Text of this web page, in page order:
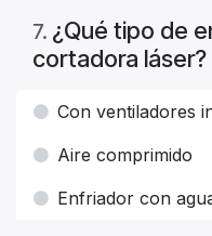
7. ¿Qué tipo de
cortadora láser?
Con ventiladores
Aire comprimido
Enfriador con